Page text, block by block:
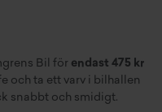
av däck med
Bil för endast 475 kr
och ta ett varv i bilhallen
snabbt och smidigt.